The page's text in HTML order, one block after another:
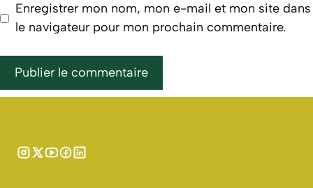
Enregistrer mon nom, mon e-mail et mon site dans
le navigateur pour mon prochain commentaire.